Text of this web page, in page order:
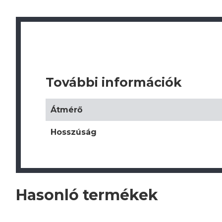
További információk
Átmérő
Hosszúság
Hasonló termékek